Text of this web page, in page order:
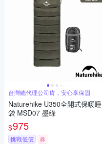
台灣總代理公司貨，安心享保固
Naturehike U350全開式保暖睡
袋 MSD07 墨綠
$975
挑戰低價 券